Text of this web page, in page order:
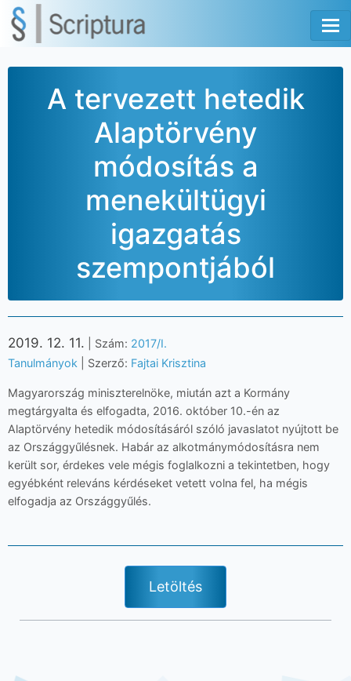
A tervezett hetedik
Alaptörvény
módosítás a
menekültügyi
igazgatás
szempontjából
2019. 12. 11. | Szám: 2017/I.
Tanulmányok | Szerző: Fajtai Krisztina
Magyarország miniszterelnöke, miután azt a Kormány
megtárgyalta és elfogadta, 2016. október 10.-én az
Alaptörvény hetedik módosításáról szóló javaslatot nyújtott be
az Országgyűlésnek. Habár az alkotmánymódosításra nem
került sor, érdekes vele mégis foglalkozni a tekintetben, hogy
egyébként releváns kérdéseket vetett volna fel, ha mégis
elfogadja az Országgyűlés.
Letöltés